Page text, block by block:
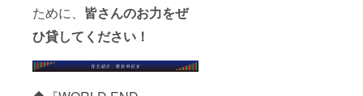
ために、 皆さんのお力をぜ
ひ貸してください！